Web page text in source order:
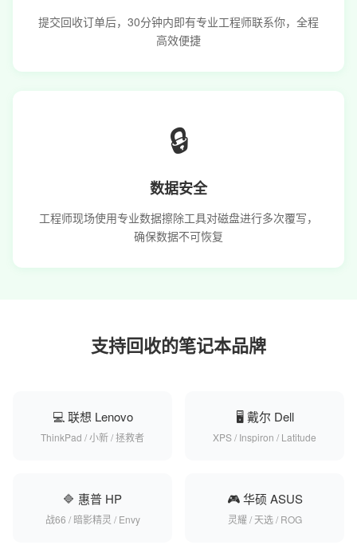
提交回收订单后，30分钟内即有专业工程师联系你，全程
高效便捷
🔒
数据安全
工程师现场使用专业数据擦除工具对磁盘进行多次覆写，
确保数据不可恢复
支持回收的笔记本品牌
💻 联想 Lenovo
ThinkPad / 小新 / 拯救者
🖥️ 戴尔 Dell
XPS / Inspiron / Latitude
🔷 惠普 HP
战66 / 暗影精灵 / Envy
🎮 华硕 ASUS
灵耀 / 天选 / ROG